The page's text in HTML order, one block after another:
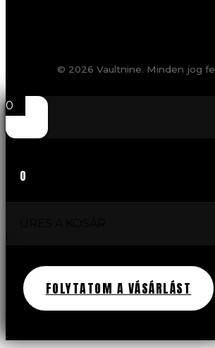
© 2026 Vaultnine. Minden jog
0
0
FOLYTATOM A VÁSÁRLÁST